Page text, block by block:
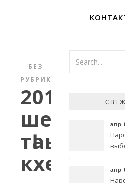
БЕЗ
РУБРИКИ
2017
шеран
кхеташо
апр
апр